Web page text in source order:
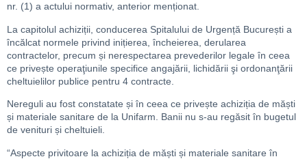
nr. (1) a actului normativ, anterior menționat.
La capitolul achiziții, conducerea Spitalului de Urgență București a
încălcat normele privind inițierea, încheierea, derularea
contractelor, precum și nerespectarea prevederilor legale în ceea
ce privește operaţiunile specifice angajării, lichidării şi ordonanţării
cheltuielilor publice pentru 4 contracte.
Nereguli au fost constatate și în ceea ce privește achiziția de măști
și materiale sanitare de la Unifarm. Banii nu s-au regăsit în bugetul
de venituri și cheltuieli.
“Aspecte privitoare la achiziția de măști și materiale sanitare în